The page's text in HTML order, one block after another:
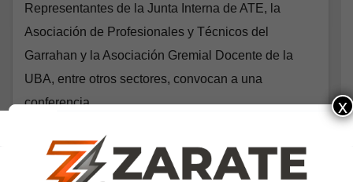
Representantes de la Junta Interna de ATE, la
Asociación de Profesionales y Técnicos del
Garrahan y la Asociación Gremial Docente de la
UBA, entre otros sectores, convocan a una
conferencia…
x